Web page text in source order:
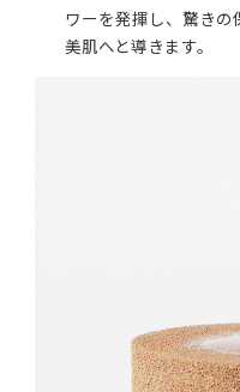
ワーを発揮し、驚きの
美肌へと導きます。